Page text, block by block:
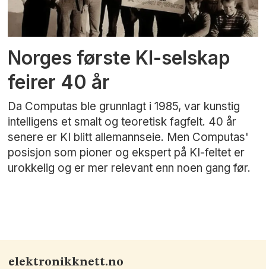
Norges første KI-selskap
feirer 40 år
Da Computas ble grunnlagt i 1985, var kunstig
intelligens et smalt og teoretisk fagfelt. 40 år
senere er KI blitt allemannseie. Men Computas'
posisjon som pioner og ekspert på KI-feltet er
urokkelig og er mer relevant enn noen gang før.
elektronikknett.no